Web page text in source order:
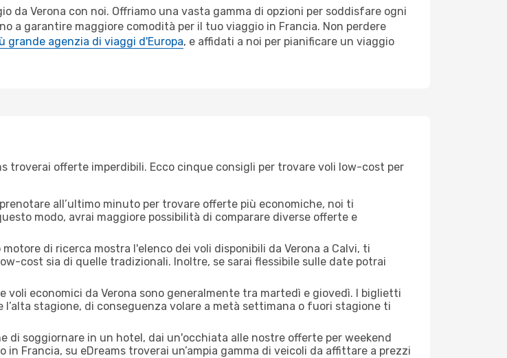
da Verona con noi. Offriamo una vasta gamma di opzioni per soddisfare ogni
a garantire maggiore comodità per il tuo viaggio in Francia. Non perdere
grande agenzia di viaggi d'Europa, e affidati a noi per pianificare un viaggio
troverai offerte imperdibili. Ecco cinque consigli per trovare voli low-cost per
all’ultimo minuto per trovare offerte più economiche, noi ti
modo, avrai maggiore possibilità di comparare diverse offerte e
di ricerca mostra l'elenco dei voli disponibili da Verona a Calvi, ti
cost sia di quelle tradizionali. Inoltre, se sarai flessibile sulle date potrai
economici da Verona sono generalmente tra martedì e giovedì. I biglietti
stagione, di conseguenza volare a metà settimana o fuori stagione ti
di soggiornare in un hotel, dai un'occhiata alle nostre offerte per weekend
Francia, su eDreams troverai un’ampia gamma di veicoli da affittare a prezzi